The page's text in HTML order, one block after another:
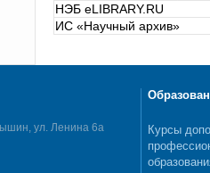
НЭБ eLIBRARY.RU
ИС «Научный архив»
ул. Ленина 6а
Курсы